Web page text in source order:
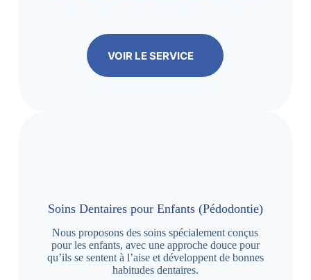
VOIR LE SERVICE
Soins Dentaires pour Enfants (Pédodontie)
Nous proposons des soins spécialement conçus
pour les enfants, avec une approche douce pour
qu’ils se sentent à l’aise et développent de bonnes
habitudes dentaires.